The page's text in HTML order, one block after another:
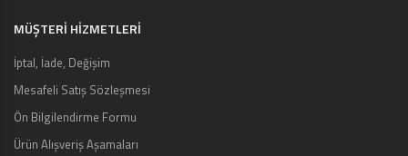
MÜŞTERI HIZMETLERI
İptal, İade, Değişim
Mesafeli Satış Sözleşmesi
Ön Bilgilendirme Formu
Ürün Alışveriş Aşamaları